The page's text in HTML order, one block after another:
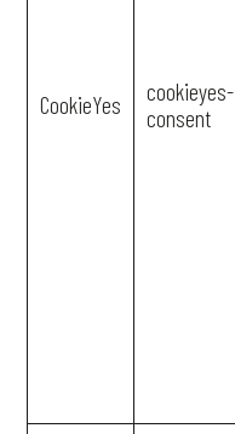
CookieYes
cookieyes-
consent